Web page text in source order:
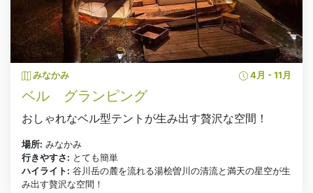
みなかみ 4月 - 11月
ベル グランピング
おしゃれなベル型テントが生み出す贅沢な空間！
場所: みなかみ
行きやすさ: とても簡単
ハイライト: 谷川岳の麓を流れる湯桧曽川の清流と満天の星空が生
み出す贅沢な空間！